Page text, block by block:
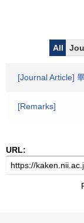
All
[Journal Article]
[Remarks]
URL: